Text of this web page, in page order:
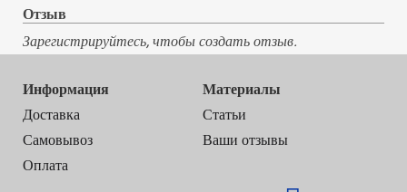
Отзыв
Зарегистрируйтесь, чтобы создать отзыв.
Информация
Доставка
Самовывоз
Оплата
Материалы
Статьи
Ваши отзывы